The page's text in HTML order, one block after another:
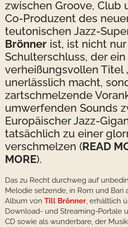
zwischen Groove, Club
Co-Produzent des
teutonischen Jazz-
Brönner ist, ist nicht
Schulterschluss, der
verheißungsvollen Titel
unerlässlich macht,
zartschmelzende
umwerfenden Sounds
Europäischer Jazz-
tatsächlich zu einer
verschmelzen (READ
MORE).
Das zu Recht durchweg auf
Melodie setzende, in Rom und Bari
Album von Till Brönner, erhältlich
Download- und Streaming-Portale
CD sowie als wunderbare, der